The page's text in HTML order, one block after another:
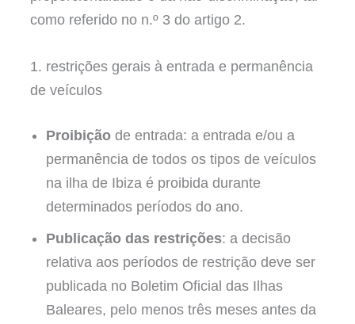
como referido no n.º 3 do artigo 2.
1. restrições gerais à entrada e permanência
de veículos
Proibição de entrada: a entrada e/ou a
permanência de todos os tipos de veículos
na ilha de Ibiza é proibida durante
determinados períodos do ano.
Publicação das restrições: a decisão
relativa aos períodos de restrição deve ser
publicada no Boletim Oficial das Ilhas
Baleares, pelo menos três meses antes da